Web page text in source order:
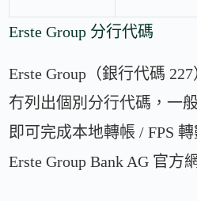
Erste Group 分行代碼
Erste Group（銀行代碼
冇列出個別分行代碼，一
即可完成本地轉帳 / FPS
Erste Group Bank AG 官方